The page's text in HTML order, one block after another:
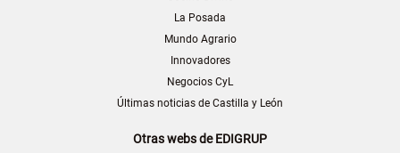
La Posada
Mundo Agrario
Innovadores
Negocios CyL
Últimas noticias de Castilla y León
Otras webs de EDIGRUP